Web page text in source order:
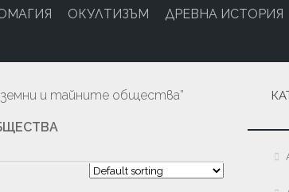
ОКУЛТИЗЪМ
ДРЕВНА ИСТОРИЯ
и тайните общества”